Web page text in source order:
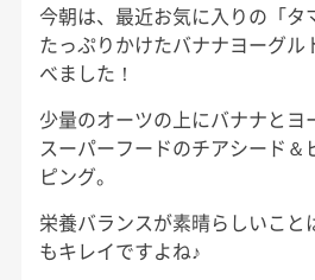
今朝は、最近お気に入りの「タ
たっぷりかけたバナナヨーグル
べました！
少量のオーツの上にバナナとヨ
スーパーフードのチアシード＆
ピング。
栄養バランスが素晴らしいこと
もキレイですよね♪